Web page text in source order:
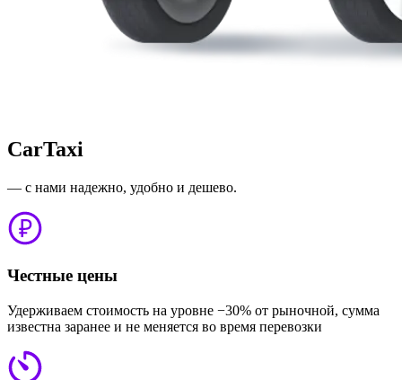
CarTaxi
— с нами надежно, удобно и дешево.
Честные цены
Удерживаем стоимость на уровне −30% от рыночной, сумма
известна заранее и не меняется во время перевозки